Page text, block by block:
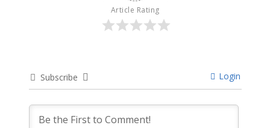
Article Rating
Subscribe Login